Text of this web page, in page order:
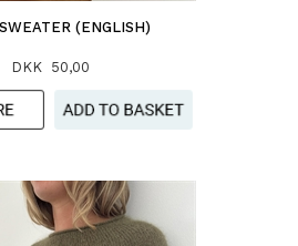
(ENGLISH)
DKK 50,00